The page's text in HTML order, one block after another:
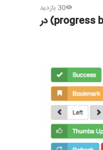
30 بازدید
ایجاد نوار پیشرفت (progress bar) در